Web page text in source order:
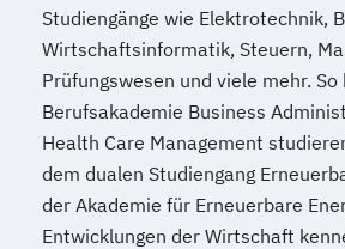
Studiengänge wie Elektrotechnik,
Wirtschaftsinformatik, Steuern,
Prüfungswesen und viele mehr.
Berufsakademie Business
Health Care Management
dem dualen Studiengang
der Akademie für Erneuerbare
Entwicklungen der Wirtschaft